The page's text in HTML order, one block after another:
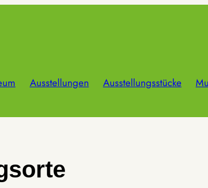
Ausstellungen Ausstellungsstücke